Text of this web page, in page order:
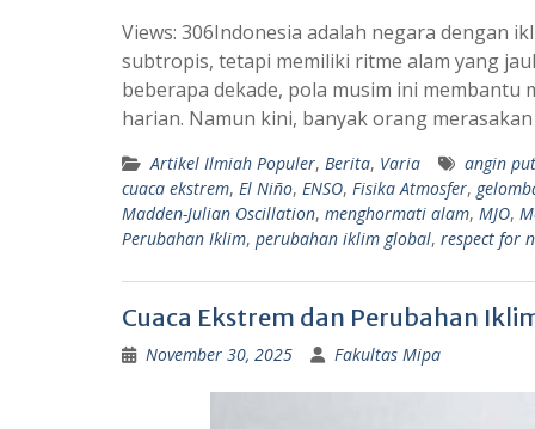
a
t
p
p
l
e
a
m
Views: 306Indonesia adalah negara dengan
subtropis, tetapi memiliki ritme alam yang
beberapa dekade, pola musim ini
harian. Namun kini, banyak orang
Artikel Ilmiah Populer, Berita, Varia
angin
cuaca ekstrem, El Niño, ENSO, Fisika Atmosfer,
Madden-Julian Oscillation, menghormati alam, MJO,
Perubahan Iklim, perubahan iklim global, respect for
Cuaca Ekstrem dan Perubahan
November 30, 2025 Fakultas Mipa